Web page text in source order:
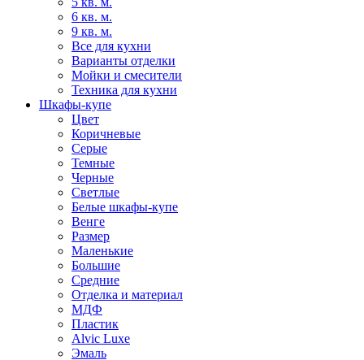
6 кв. м.
9 кв. м.
Все для кухни
Варианты отделки
Мойки и смесители
Техника для кухни
Шкафы-купе
Цвет
Коричневые
Серые
Темные
Черные
Светлые
Белые шкафы-купе
Венге
Размер
Маленькие
Большие
Средние
Отделка и материал
МДФ
Пластик
Alvic Luxe
Эмаль